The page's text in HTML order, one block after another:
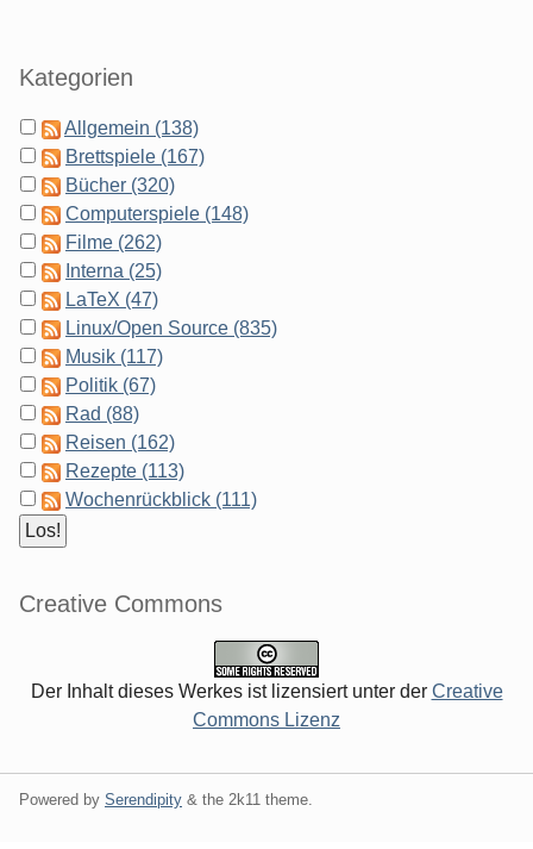
Kategorien
Allgemein (138)
Brettspiele (167)
Bücher (320)
Computerspiele (148)
Filme (262)
Interna (25)
LaTeX (47)
Linux/Open Source (835)
Musik (117)
Politik (67)
Rad (88)
Reisen (162)
Rezepte (113)
Wochenrückblick (111)
Creative Commons
Der Inhalt dieses Werkes ist lizensiert unter der Creative
Commons Lizenz
Powered by Serendipity & the 2k11 theme.